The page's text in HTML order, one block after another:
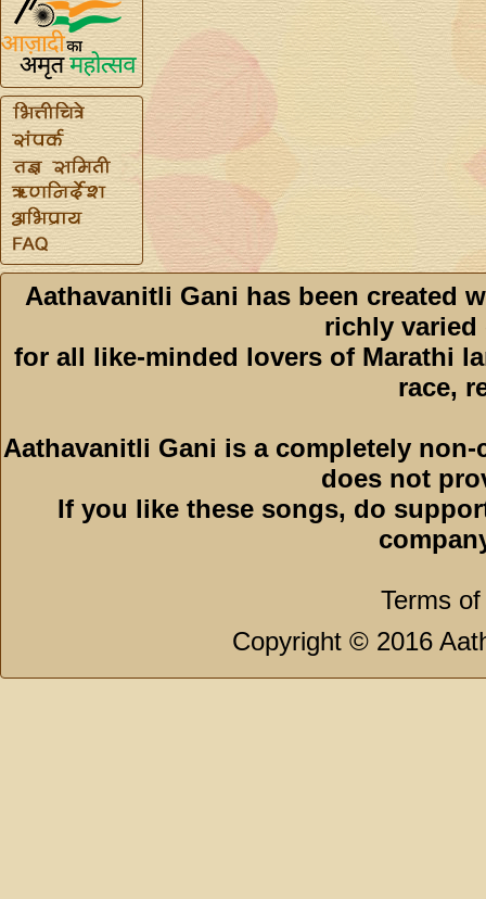
Aathavanitli Gani has been created
richly varied
for all like-minded lovers of Marathi
race,
Aathavanitli Gani is a completely
does not
If you like these songs, do
Terms
Copyright © 2016